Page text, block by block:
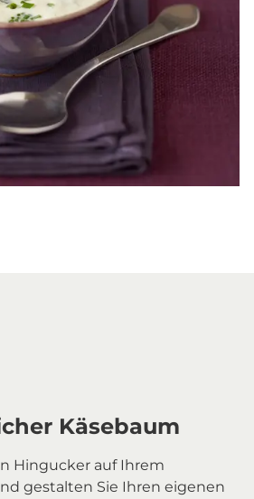
Käsebaum
Hingucker auf Ihrem
gestalten Sie Ihren eigenen